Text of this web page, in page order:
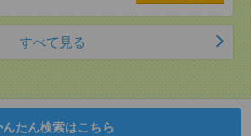
すべて見る
んたん検索はこちら